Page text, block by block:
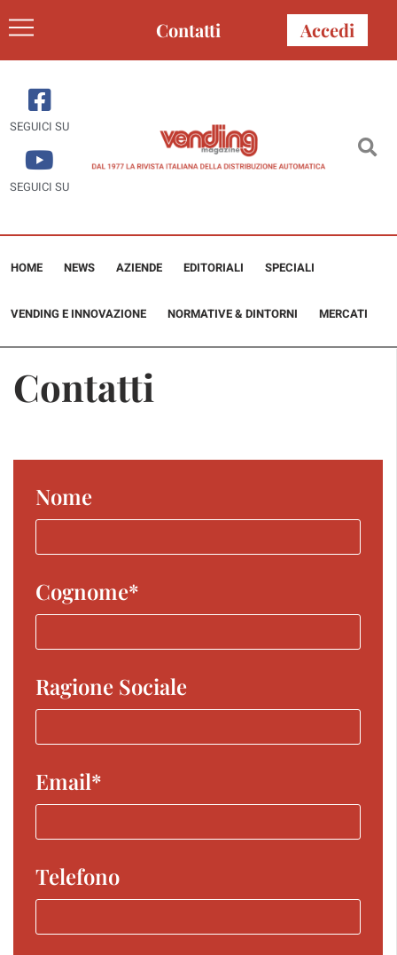
Contatti Accedi
SEGUICI SU
SEGUICI SU
HOME NEWS AZIENDE EDITORIALI SPECIALI
VENDING E INNOVAZIONE NORMATIVE & DINTORNI MERCATI
Contatti
Nome
Cognome*
Ragione Sociale
Email*
Telefono